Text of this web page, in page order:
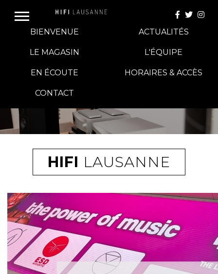
E-BOUTIQUE
HIFI GROUP
MAGASINS
BANCS D'ESSAI
COUPS DE COEUR
BIENVENUE ACTUALITÉS
LE MAGASIN L'ÉQUIPE
EN ÉCOUTE HORAIRES & ACCÈS
CONTACT
HIFI LAUSANNE